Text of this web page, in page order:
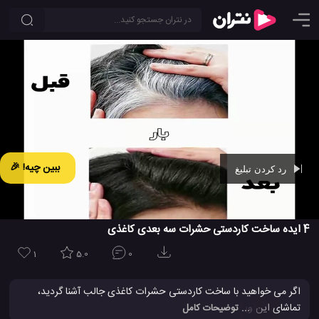
ببین چیه! 🎉
4 ایده ساخت کاردستی حشرات سه بعدی کاغذی
1 5.0 0
اگر می خواهید با ساخت کاردستی حشرات کاغذی جالب آشنا گردید،
تماشای این ویدیو را از دست ندهید. شما در اینجا نحوه درست کردن
... توضیحات کامل